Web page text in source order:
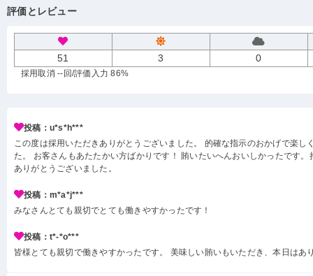
評価とレビュー
51 3 0
採用取消 --回/評価入力 86%
投稿：u*s*h***
この度は採用いただきありがとうございました。 的確な指示のおかげで楽し
た。 お客さんもあたたかい方ばかりです！ 賄いたいへんおいしかったです。
ありがとうございました。
投稿：m*a*j***
みなさんとても親切でとても働きやすかったです！
投稿：t*-*o***
皆様とても親切で働きやすかったです。 美味しい賄いもいただき、本日はあ